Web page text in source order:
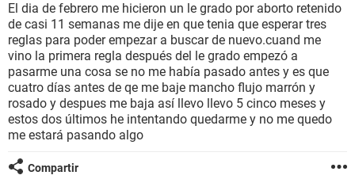
BIENESTAR
SEXUALIDAD
GLOSARIO
El dia de febrero me hicieron un le grado por aborto retenido
de casi 11 semanas me dije en que tenia que esperar tres
reglas para poder empezar a buscar de nuevo.cuand me
vino la primera regla después del le grado empezó a
pasarme una cosa se no me había pasado antes y es que
cuatro días antes de qe me baje mancho flujo marrón y
rosado y despues me baja así llevo llevo 5 cinco meses y
estos dos últimos he intentando quedarme y no me quedo
me estará pasando algo
Compartir